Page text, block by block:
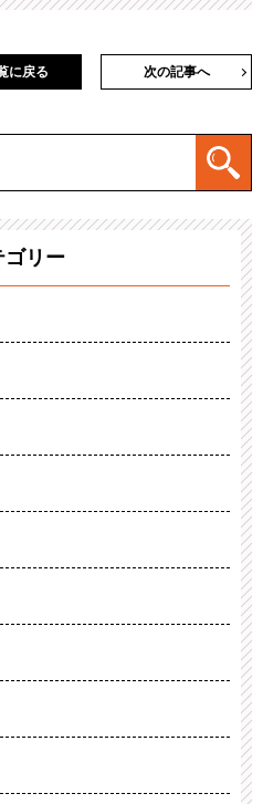
次の記事へ
に戻る
ゴリー